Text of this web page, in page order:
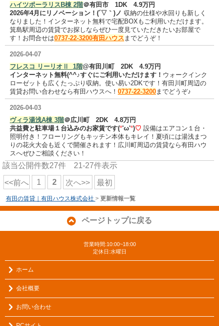
ハイツポーラリスB棟 2階＠有田市 1DK 4.9万円
2026年4月にリノベーション！(´▽｀)ノ 収納の仕様や水回りも新しく
なりました！インターネット無料で宅配BOXもご利用いただけます。
箕島駅周辺の賃貸でお探しならぜひ一度見ていただきたいお部屋で
す！お問合せは0737-22-3200有田ハウス までどうぞ！
2026-04-07
フレスコ リーリオⅡ 1階@有田川町 2DK 4.9万円
インターネット無料(^^♪すぐにご利用いただけます！ ウォークインク
ローゼットも広くたっぷり収納。使い易い2DKです！有田川町周辺の
賃貸お問い合わせなら有田ハウスへ！ 0737-22-3200 までどうぞ♪
2026-04-03
ヴィラ湯浅A棟 3階＠広川町 2DK 4.8万円
共益費と駐車場１台込みのお家賃です(*'ω'*)♡ 設備はエアコン１台・
照明付き！フローリングもキッチン本体もキレイ！夏頃には湯浅まつ
りの花火大会も近くで開催されます！広川町周辺の賃貸なら有田ハウ
スへぜひご相談ください！
該当公開件数27件 21-27件表示
<<前へ 1 2 次へ>> 最初
有田の賃貸｜有田ハウス株式会社 > 更新情報一覧
ページトップに戻る
営業時間:10:00~18:00
定休日:水曜日
ホーム
会社概要
お問い合わせ